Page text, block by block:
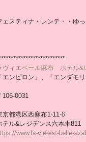
ェスティナ・レンテ・・ゆ
ヴィエベール麻布　ホテル
「エンビロン」、「エンダモ
106-0031
京都港区西麻布1-11-6
テル&レジデンス六本木811
www.la-vie-est-belle-